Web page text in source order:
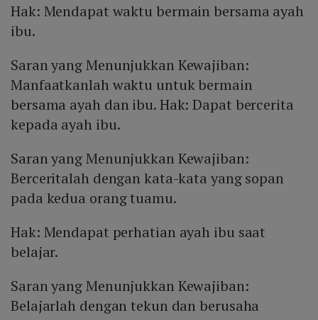
Hak: Mendapat waktu bermain bersama ayah
ibu.
Saran yang Menunjukkan Kewajiban:
Manfaatkanlah waktu untuk bermain
bersama ayah dan ibu. Hak: Dapat bercerita
kepada ayah ibu.
Saran yang Menunjukkan Kewajiban:
Berceritalah dengan kata-kata yang sopan
pada kedua orang tuamu.
Hak: Mendapat perhatian ayah ibu saat
belajar.
Saran yang Menunjukkan Kewajiban:
Belajarlah dengan tekun dan berusaha